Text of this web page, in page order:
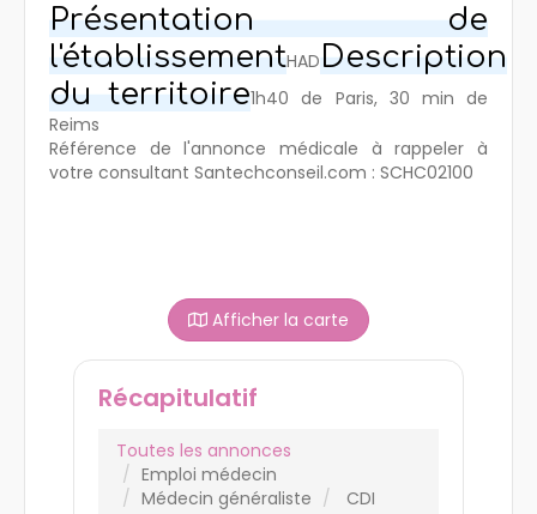
Présentation de
l'établissementHADDescription
du territoire1h40 de Paris, 30 min de
Reims
Référence de l'annonce médicale à rappeler à
votre consultant Santechconseil.com : SCHC02100
Afficher la carte
Récapitulatif
Toutes les annonces
Emploi médecin
Médecin généraliste
CDI